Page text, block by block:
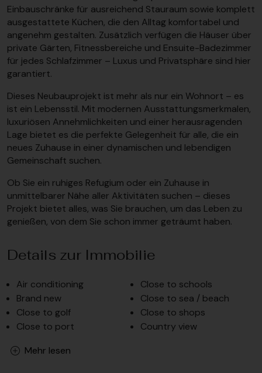
Einbauschränke für ausreichend Stauraum sowie komplett
ausgestattete Küchen, die den Alltag komfortabel und
angenehm gestalten. Zusätzlich verfügen die Häuser über
private Gärten, Fitnessbereiche und Ensuite-Badezimmer
für jedes Schlafzimmer – Luxus und Privatsphäre sind hier
garantiert.
Dieses Neubauprojekt ist mehr als nur ein Wohnort – es
ist ein Lebensstil. Mit modernen Ausstattungsmerkmalen,
luxuriösen Annehmlichkeiten und einer herausragenden
Lage bietet es die perfekte Gelegenheit für alle, die ein
neues Zuhause in einer dynamischen und lebendigen
Gemeinschaft suchen.
Ob Sie ein ruhiges Refugium oder ein Zuhause in
unmittelbarer Nähe aller Aktivitäten suchen – dieses
Projekt bietet alles, was Sie brauchen, um das Leben zu
genießen, von dem Sie schon immer geträumt haben.
Details zur Immobilie
Air conditioning
Brand new
Close to golf
Close to port
Close to schools
Close to sea / beach
Close to shops
Country view
Mehr lesen